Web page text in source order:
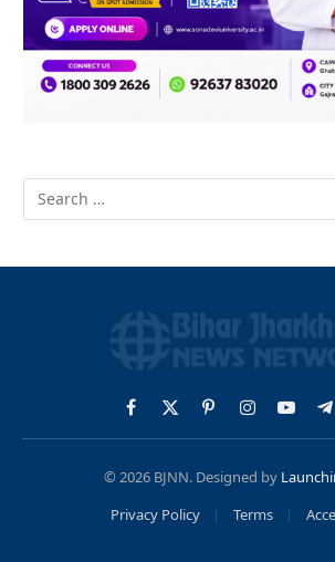
Facebook
X
(Twitter)
PinterestInstagram
© 2026 BJNN. Designed by
Privacy Policy
Terms